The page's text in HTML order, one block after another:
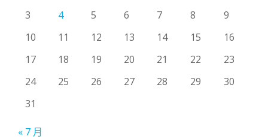
3
4 5 6 7 8
9
10
11 12 13 14 15
16
17
18 19 20 21 22
23
24
25 26 27 28 29
30
31
« 7 月